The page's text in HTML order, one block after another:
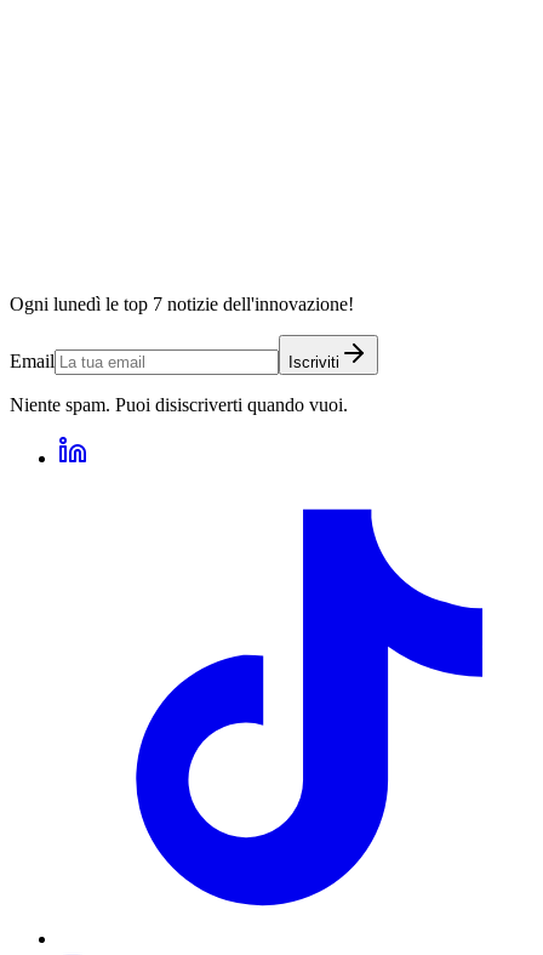
Ogni lunedì le top 7 notizie dell'innovazione!
Email Iscriviti
Niente spam. Puoi disiscriverti quando vuoi.